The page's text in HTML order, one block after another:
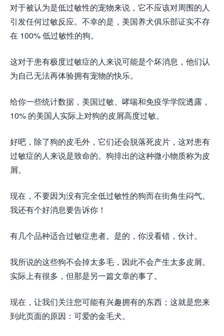
对于被认为是低过敏性的宠物来说，它不应该对周围的人
引发任何过敏反应。不幸的是，美国养犬俱乐部证实不存
在 100% 低过敏性的狗。
这对于患有极度过敏症的人来说可能是个坏消息，他们认
为自己无法再体验拥有宠物的快乐。
给你一些统计数据，美国过敏、哮喘和免疫学学院透露，
10% 的美国人实际上对狗的皮屑高度过敏。
好吧，除了狗的皮毛外，它们还会脱落死皮片，这对患有
过敏症的人来说是致命的。狗排出的这种微小物质称为皮
屑。
现在，不要因为没有完全低过敏性的狗而在街角生闷气。
我还有个好消息要告诉你！
有几个品种适合过敏症患者。是的，你没看错，伙计。
我所说的这些狗不会掉太多毛，因此不会产生太多皮屑。
实际上有很多，但那是另一篇文章的事了。
现在，让我们关注您可能有兴趣拥有的东西；这就是您来
到此页面的原因：可爱的金毛犬。